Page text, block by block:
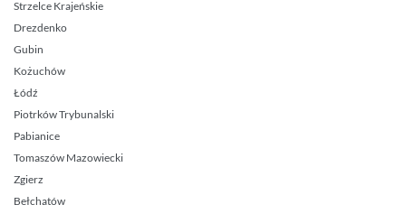
Strzelce Krajeńskie
Drezdenko
Gubin
Kożuchów
Łódź
Piotrków Trybunalski
Pabianice
Tomaszów Mazowiecki
Zgierz
Bełchatów